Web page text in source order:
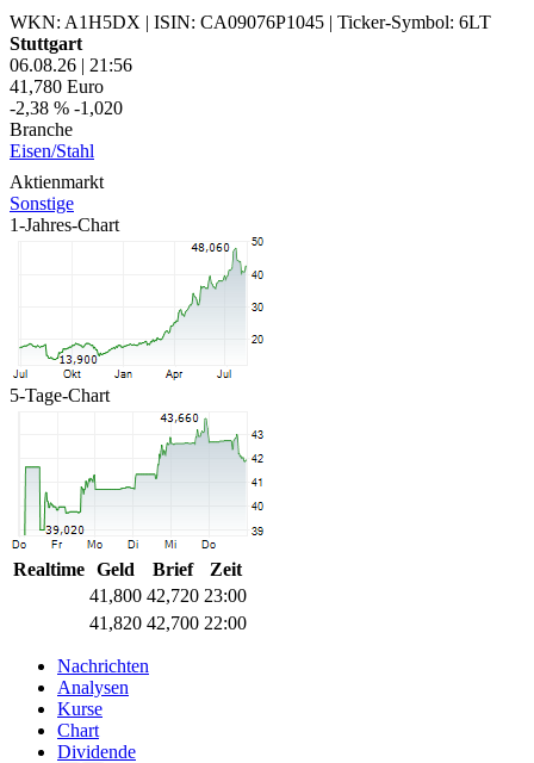
WKN: A1H5DX | ISIN: CA09076P1045 | Ticker-Symbol: 6LT
Stuttgart
06.08.26 | 21:56
41,780 Euro
-2,38 % -1,020
Branche
Eisen/Stahl
Aktienmarkt
Sonstige
1-Jahres-Chart
5-Tage-Chart
Realtime Geld Brief
Zeit
41,800 42,720 23:00
41,820 42,700 22:00
Nachrichten
Analysen
Kurse
Chart
Dividende